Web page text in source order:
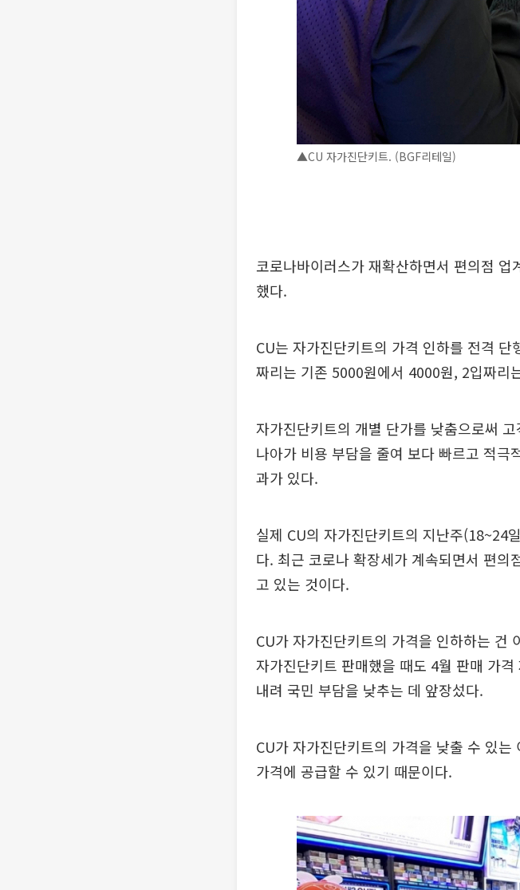
▲CU 자가진단키트. (BGF리테일)
코로나바이러스가 재확산하면서 편의점
했다.
CU는 자가진단키트의 가격 인하를 전격
짜리는 기존 5000원에서 4000원, 2입짜리
자가진단키트의 개별 단가를 낮춤으로써
나아가 비용 부담을 줄여 보다 빠르고 적
과가 있다.
실제 CU의 자가진단키트의 지난주(18~24
다. 최근 코로나 확장세가 계속되면서 편
고 있는 것이다.
CU가 자가진단키트의 가격을 인하하는 건
자가진단키트 판매했을 때도 4월 판매 가
내려 국민 부담을 낮추는 데 앞장섰다.
CU가 자가진단키트의 가격을 낮출 수 있
가격에 공급할 수 있기 때문이다.